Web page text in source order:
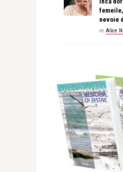
nevoie
de Alice